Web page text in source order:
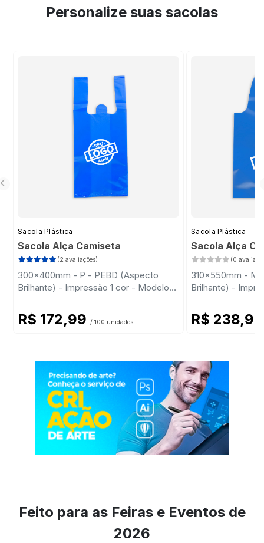
Personalize suas sacolas
Sacola Plástica
Sacola Alça Camiseta
(2 avaliações)
300x400mm - P - PEBD (Aspecto
Brilhante) - Impressão 1 cor - Modelo
R$ 172,99 / 100 unidades
Sacola Plástica
Sacola Alça
(0
310x550mm - M
Brilhante) -
R$
Feito para as Feiras e Eventos de
2026